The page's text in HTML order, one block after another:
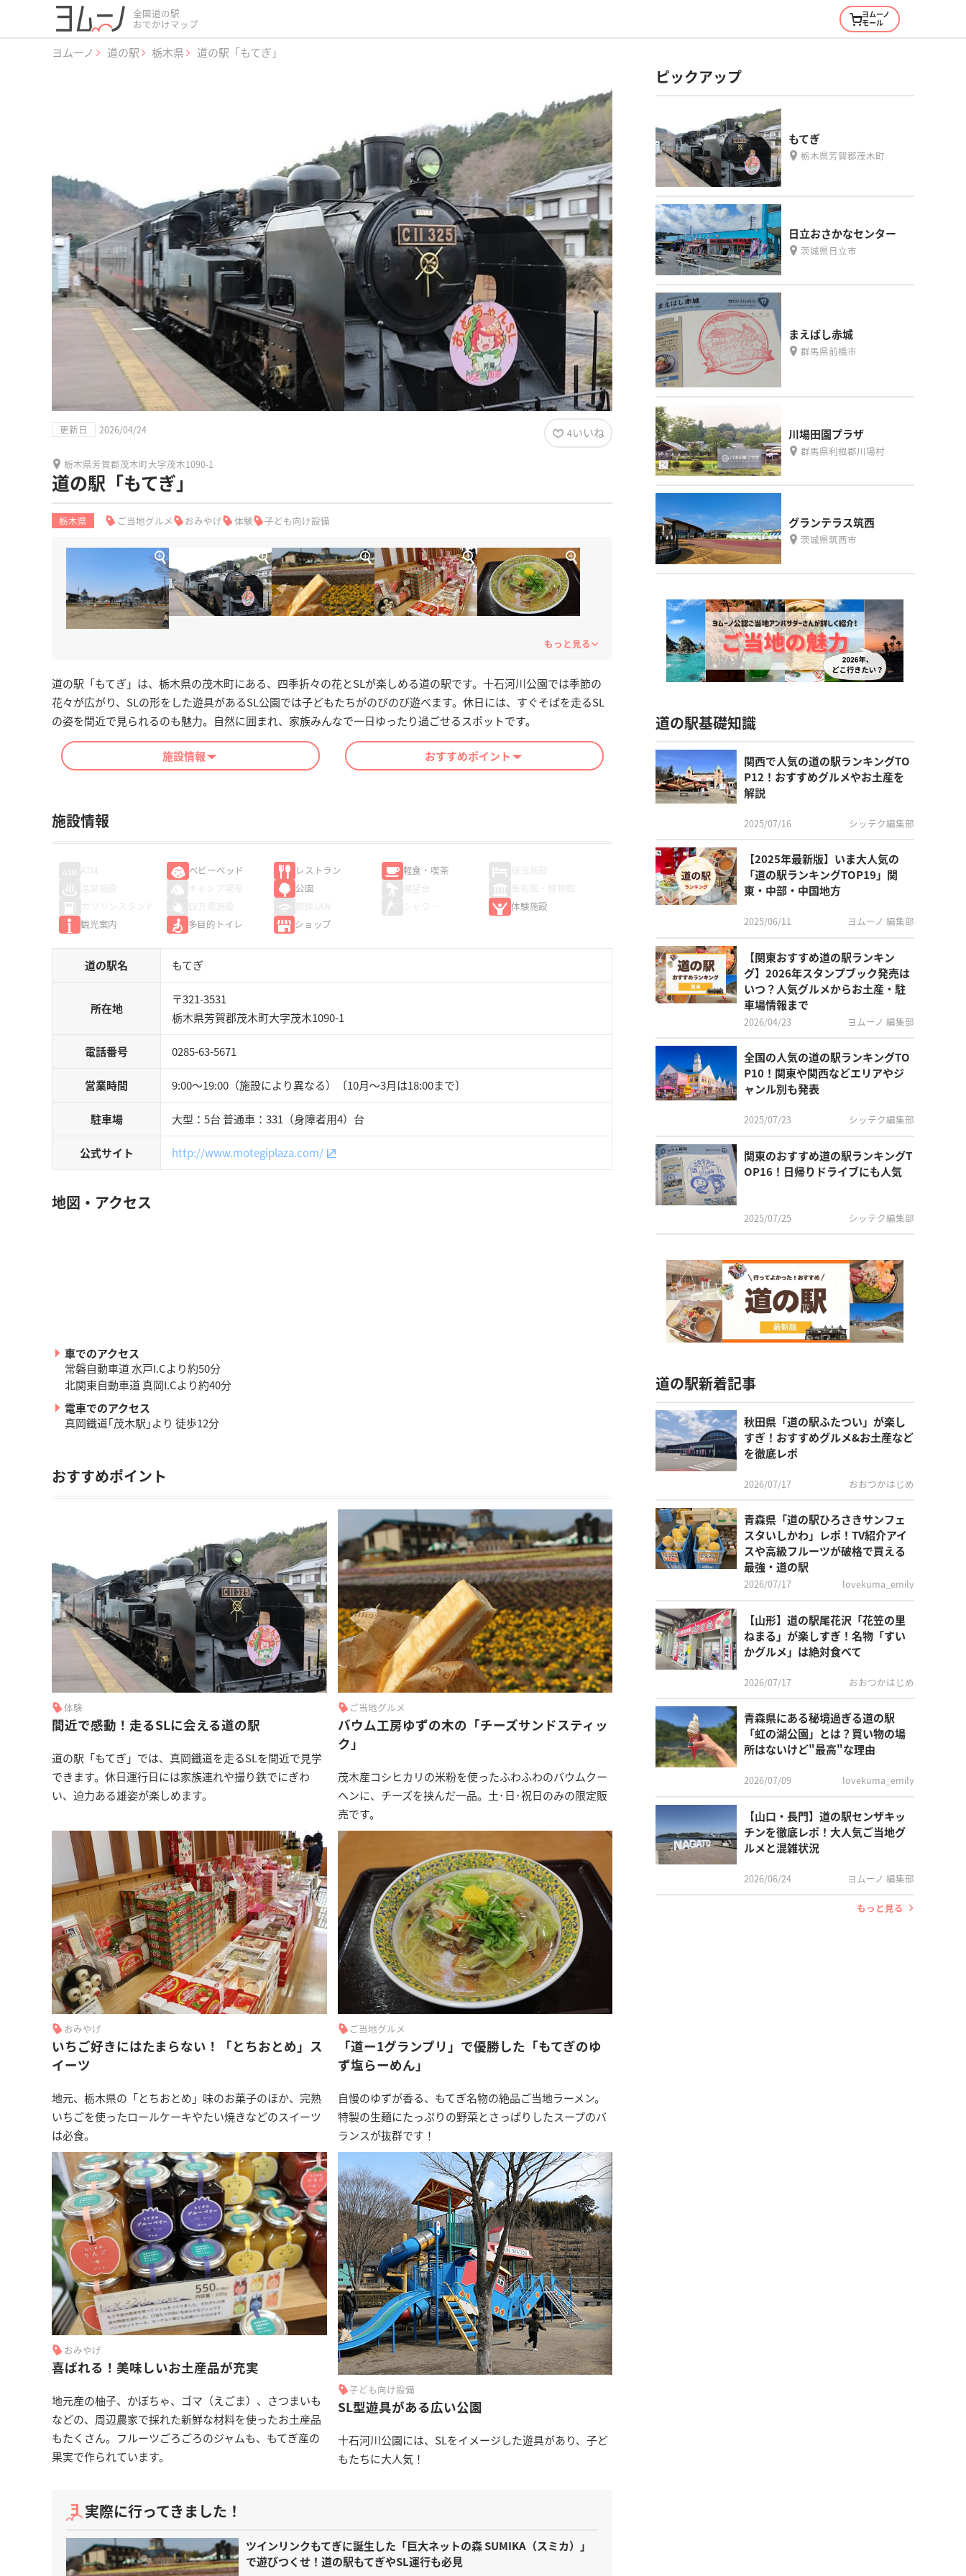
全国道の駅
おでかけマップ
ヨムーノ
モール
ヨムーノ 道の駅 栃木県 道の駅「もてぎ」
更新日 2026/04/24 4いいね
栃木県芳賀郡茂木町大字茂木1090-1
道の駅「もてぎ」
栃木県 ご当地グルメ おみやげ 体験 子ども向け設備
もっと見る
道の駅「もてぎ」は、栃木県の茂木町にある、四季折々の花とSLが楽しめる道の駅です。十石河川公園では季節の
花々が広がり、SLの形をした遊具があるSL公園では子どもたちがのびのび遊べます。休日には、すぐそばを走るSL
の姿を間近で見られるのも魅力。自然に囲まれ、家族みんなで一日ゆったり過ごせるスポットです。
施設情報 おすすめポイント
施設情報
ATM ベビーベッド レストラン 軽食・喫茶
宿泊施設
温泉施設
キャンプ場等 公園 展望台
美術館・博物館
ガソリンスタンド
EV充電施設 無線LAN シャワー
体験施設
観光案内
多目的トイレ ショップ
道の駅名 もてぎ
所在地
〒321-3531
栃木県芳賀郡茂木町大字茂木1090-1
電話番号 0285-63-5671
営業時間 9:00～19:00（施設により異なる）〔10月～3月は18:00まで〕
駐車場 大型：5台 普通車：331（身障者用4）台
公式サイト http://www.motegiplaza.com/
地図・アクセス
車でのアクセス
常磐自動車道 水戸I.Cより約50分
北関東自動車道 真岡I.Cより約40分
電車でのアクセス
真岡鐵道｢茂木駅｣より 徒歩12分
おすすめポイント
体験
間近で感動！走るSLに会える道の駅
道の駅「もてぎ」では、真岡鐵道を走るSLを間近で見学
できます。休日運行日には家族連れや撮り鉄でにぎわ
い、迫力ある雄姿が楽しめます。
ご当地グルメ
バウム工房ゆずの木の「チーズサンドスティッ
ク」
茂木産コシヒカリの米粉を使ったふわふわのバウムクー
ヘンに、チーズを挟んだ一品。土･日･祝日のみの限定販
売です。
おみやげ
いちご好きにはたまらない！「とちおとめ」ス
イーツ
地元、栃木県の「とちおとめ」味のお菓子のほか、完熟
いちごを使ったロールケーキやたい焼きなどのスイーツ
は必食。
ご当地グルメ
「道ー1グランプリ」で優勝した「もてぎのゆ
ず塩らーめん」
自慢のゆずが香る、もてぎ名物の絶品ご当地ラーメン。
特製の生麺にたっぷりの野菜とさっぱりしたスープのバ
ランスが抜群です！
おみやげ
喜ばれる！美味しいお土産品が充実
地元産の柚子、かぼちゃ、ゴマ（えごま）、さつまいも
などの、周辺農家で採れた新鮮な材料を使ったお土産品
もたくさん。フルーツごろごろのジャムも、もてぎ産の
果実で作られています。
子ども向け設備
SL型遊具がある広い公園
十石河川公園には、SLをイメージした遊具があり、子ど
もたちに大人気！
実際に行ってきました！
ツインリンクもてぎに誕生した「巨大ネットの森 SUMIKA（スミカ）」
で遊びつくせ！道の駅もてぎやSL運行も必見
ピックアップ
もてぎ
栃木県芳賀郡茂木町
日立おさかなセンター
茨城県日立市
まえばし赤城
群馬県前橋市
川場田園プラザ
群馬県利根郡川場村
グランテラス筑西
茨城県筑西市
道の駅基礎知識
関西で人気の道の駅ランキングTO
P12！おすすめグルメやお土産を
解説
2025/07/16 シッテク編集部
【2025年最新版】いま大人気の
「道の駅ランキングTOP19」関
東・中部・中国地方
2025/06/11 ヨムーノ 編集部
【関東おすすめ道の駅ランキン
グ】2026年スタンプブック発売は
いつ？人気グルメからお土産・駐
車場情報まで
2026/04/23 ヨムーノ 編集部
全国の人気の道の駅ランキングTO
P10！関東や関西などエリアやジ
ャンル別も発表
2025/07/23 シッテク編集部
関東のおすすめ道の駅ランキングT
OP16！日帰りドライブにも人気
2025/07/25 シッテク編集部
道の駅新着記事
秋田県「道の駅ふたつい」が楽し
すぎ！おすすめグルメ&お土産など
を徹底レポ
2026/07/17 おおつかはじめ
青森県「道の駅ひろさきサンフェ
スタいしかわ」レポ！TV紹介アイ
スや高級フルーツが破格で買える
最強・道の駅
2026/07/17 lovekuma_emily
【山形】道の駅尾花沢「花笠の里
ねまる」が楽しすぎ！名物「すい
かグルメ」は絶対食べて
2026/07/17 おおつかはじめ
青森県にある秘境過ぎる道の駅
「虹の湖公園」とは？買い物の場
所はないけど"最高"な理由
2026/07/09 lovekuma_emily
【山口・長門】道の駅センザキッ
チンを徹底レポ！大人気ご当地グ
ルメと混雑状況
2026/06/24 ヨムーノ 編集部
もっと見る